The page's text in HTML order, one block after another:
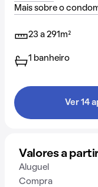
Mais sobre o
23 a 291m²
1 banheiro
Ver 14
Valores a
Aluguel
Compra